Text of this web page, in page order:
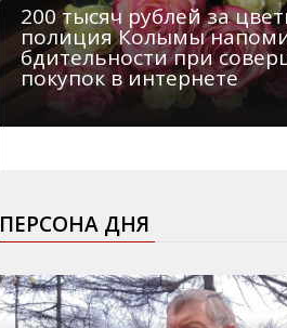
200 тысяч рублей за
полиция Колымы
бдительности при
покупок в интернете
ПЕРСОНА ДНЯ